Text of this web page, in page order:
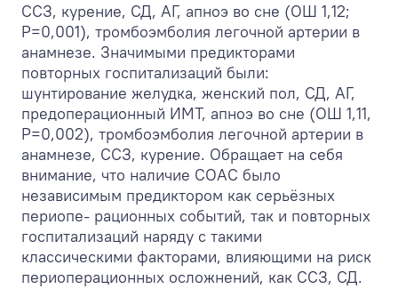
ССЗ, курение, СД, АГ, апноэ во сне (ОШ 1,12;
P=0,001), тромбоэмболия легочной артерии в
анамнезе. Значимыми предикторами
повторных госпитализаций были:
шунтирование желудка, женский пол, СД, АГ,
предоперационный ИМТ, апноэ во сне (ОШ 1,11,
Р=0,002), тромбоэмболия легочной артерии в
анамнезе, ССЗ, курение. Обращает на себя
внимание, что наличие СОАС было
независимым предиктором как серьёзных
периопе- рационных событий, так и повторных
госпитализаций наряду с такими
классическими факторами, влияющими на риск
периоперационных осложнений, как ССЗ, СД.